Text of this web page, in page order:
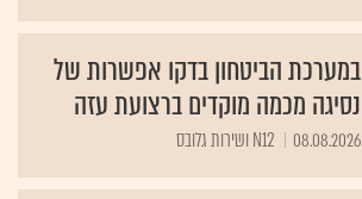
במערכת הביטחון בדקו אפשרות של
נסיגה מכמה מוקדים ברצועת עזה
08.08.2026 N12 ושירות גלובס